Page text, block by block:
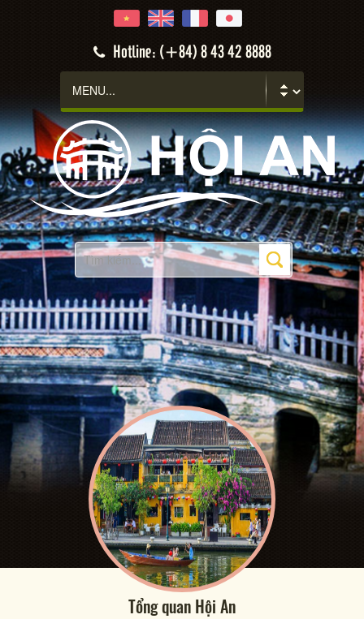
Hotline: (+84) 8 43 42 8888
Tổng quan Hội An